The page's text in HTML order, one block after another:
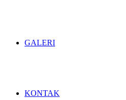
GALERI
KONTAK